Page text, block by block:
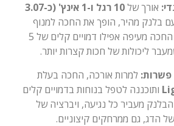
אורך של
10 רגל ו-1 אינץ' (כ-3.07
בלנק מהיר, הופך את החכה למנוף
הטלה עוצמתי. החכה מעיפה אפילו דמויים קלים של 5
ליכולות של חכות קצרות יותר.
פשרות: למרות אורכה, החכה בעלת
ותוכננה לטפל בנוחות בדמויים קלים
מעביר כל נגיעה, ויברציה של
של הדג, גם ממרחקים קיצוניים.